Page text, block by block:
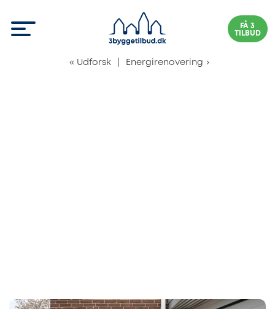
FÅ 3
TILBUD
« Udforsk Energirenovering ›